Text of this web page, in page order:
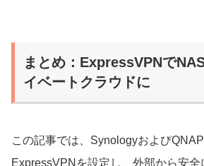
まとめ：ExpressVPNで
イベートクラウドに
この記事では、Synologyおよび
ExpressVPNを設定し、外部から安